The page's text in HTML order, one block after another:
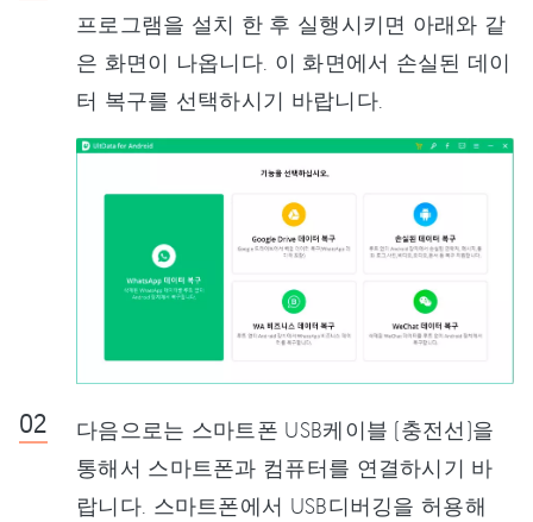
프로그램을 설치 한 후 실행시키면 아래와 같
은 화면이 나옵니다. 이 화면에서 손실된 데이
터 복구를 선택하시기 바랍니다.
다음으로는 스마트폰 USB케이블 (충전선)을
통해서 스마트폰과 컴퓨터를 연결하시기 바
랍니다. 스마트폰에서 USB디버깅을 허용해